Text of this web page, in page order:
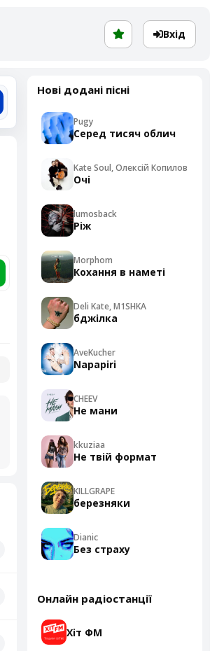
Вхід
Нові додані пісні
Pugy
Серед тисяч облич
Kate Soul, Олексій Копилов
Очі
lumosback
Ріж
Morphom
Кохання в наметі
Deli Kate, M1SHKA
бджілка
AveKucher
Napapiri
CHEEV
Не мани
kkuziaa
Не твій формат
KILLGRAPE
березняки
Dianic
Без страху
Онлайн радіостанції
Хіт ФМ